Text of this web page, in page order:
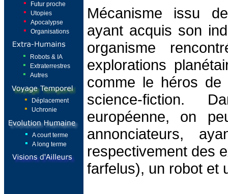
Futur proche
Utopies
Apocalypse
Organisations
Robots & IA
Extraterrestres
Autres
Déplacement
Uchronie
A court terme
A long terme
Mécanisme issu
ayant acquis son
organisme
explorations
comme le héros de
science-fiction.
européenne, on
annonciateurs,
respectivement des
farfelus), un robot et